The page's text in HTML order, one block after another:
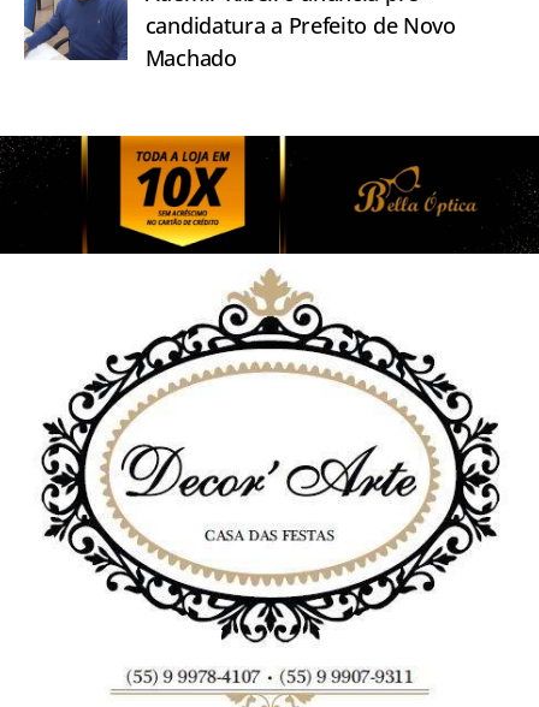
candidatura a Prefeito de Novo
Machado